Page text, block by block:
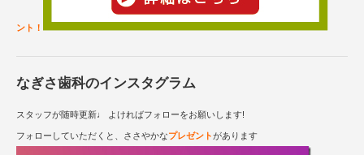
ント！
なぎさ歯科のインスタグラム
スタッフが随時更新♩ よければフォローをお願いします!
フォローしていただくと、ささやかなプレゼントがあります